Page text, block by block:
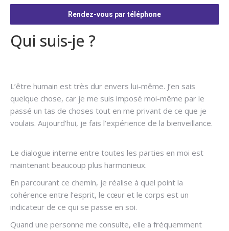
Qui suis-je ?
L’être humain est très dur envers lui-même. J’en sais
quelque chose, car je me suis imposé moi-même par le
passé un tas de choses tout en me privant de ce que je
voulais. Aujourd’hui, je fais l’expérience de la bienveillance.
Le dialogue interne entre toutes les parties en moi est
maintenant beaucoup plus harmonieux.
En parcourant ce chemin, je réalise à quel point la
cohérence entre l’esprit, le cœur et le corps est un
indicateur de ce qui se passe en soi.
Quand une personne me consulte, elle a fréquemment
Rendez-vous par téléphone